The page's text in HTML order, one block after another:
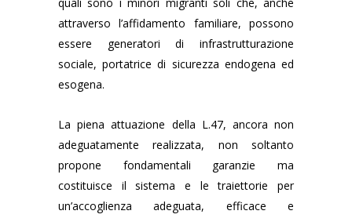
attraverso l’affidamento familiare, possono
essere generatori di infrastrutturazione
sociale, portatrice di sicurezza endogena ed
esogena.
La piena attuazione della L.47, ancora non
adeguatamente realizzata, non soltanto
propone fondamentali garanzie ma
costituisce il sistema e le traiettorie per
un’accoglienza adeguata, efficace e